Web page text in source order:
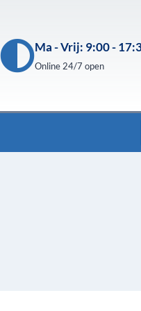
Ma - Vrij: 9:00 -
Online 24/7 open